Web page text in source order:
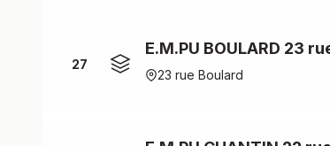
27
E.M.PU BOULARD 23
23 rue Boulard